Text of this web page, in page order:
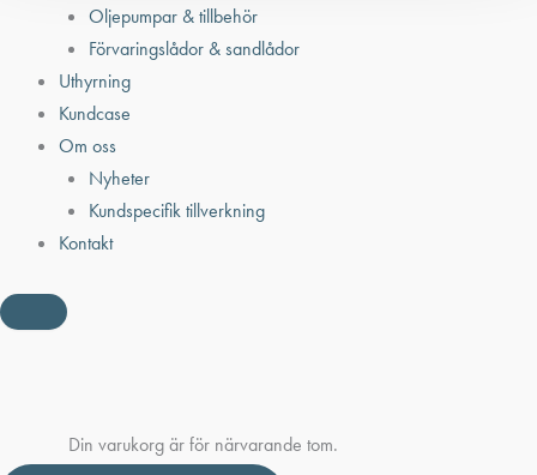
Oljepumpar & tillbehör
Förvaringslådor & sandlådor
Uthyrning
Kundcase
Om oss
Nyheter
Kundspecifik tillverkning
Kontakt
Din varukorg är för närvarande tom.